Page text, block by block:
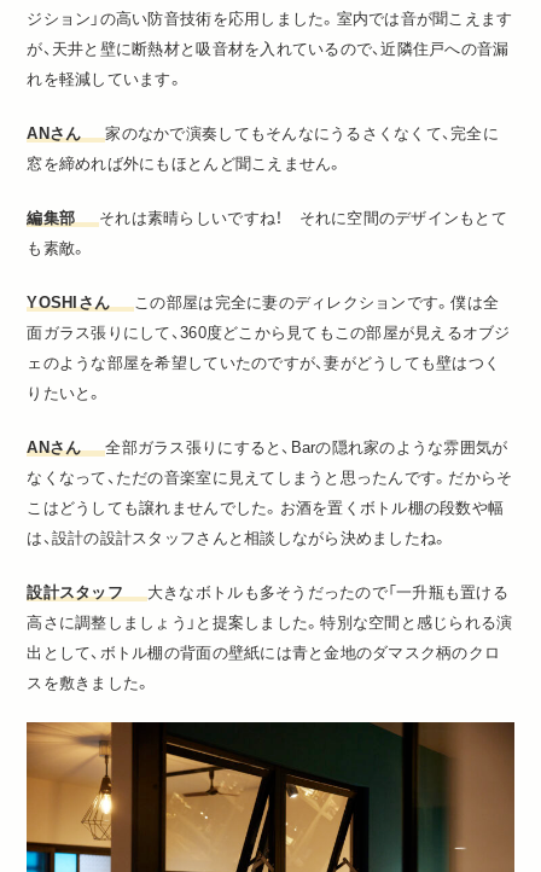
ジション」の高い防音技術を応用しました。室内では音が聞こえます
が、天井と壁に断熱材と吸音材を入れているので、近隣住戸への音漏
れを軽減しています。
ANさん
家のなかで演奏してもそんなにうるさくなくて、完全に
窓を締めれば外にもほとんど聞こえません。
編集部
それは素晴らしいですね！ それに空間のデザインもとて
も素敵。
YOSHIさん
この部屋は完全に妻のディレクションです。僕は全
面ガラス張りにして、360度どこから見てもこの部屋が見えるオブジ
ェのような部屋を希望していたのですが、妻がどうしても壁はつく
りたいと。
ANさん
全部ガラス張りにすると、Barの隠れ家のような雰囲気が
なくなって、ただの音楽室に見えてしまうと思ったんです。だからそ
こはどうしても譲れませんでした。お酒を置くボトル棚の段数や幅
は、設計の設計スタッフさんと相談しながら決めましたね。
設計スタッフ
大きなボトルも多そうだったので「一升瓶も置ける
高さに調整しましょう」と提案しました。特別な空間と感じられる演
出として、ボトル棚の背面の壁紙には青と金地のダマスク柄のクロ
スを敷きました。